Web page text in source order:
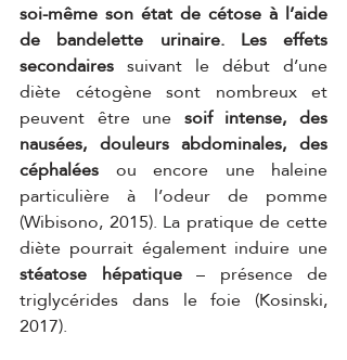
soi-même son état de cétose à l’aide
de bandelette urinaire. Les effets
secondaires suivant le début d’une
diète cétogène sont nombreux et
peuvent être une soif intense, des
nausées, douleurs abdominales, des
céphalées ou encore une haleine
particulière à l’odeur de pomme
(Wibisono, 2015). La pratique de cette
diète pourrait également induire une
stéatose hépatique – présence de
triglycérides dans le foie (Kosinski,
2017).